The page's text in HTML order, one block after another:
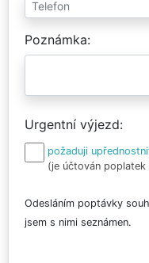
Poznámka
Urgentní výjezd
požaduji
(je účtován
Odesláním poptávky
jsem s nimi seznámen.